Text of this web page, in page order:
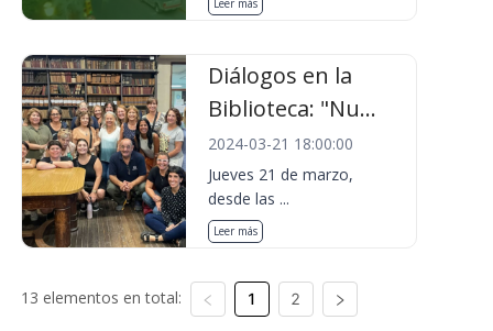
Leer más
Diálogos en la
Biblioteca: "Nu...
2024-03-21 18:00:00
Jueves 21 de marzo,
desde las ...
Leer más
13 elementos en total: 1 2